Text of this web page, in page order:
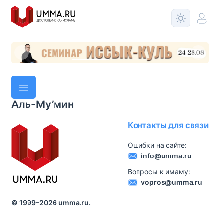
Аль-Му’мин
Контакты для связи
Ошибки на сайте:
info@umma.ru
Вопросы к имаму:
vopros@umma.ru
© 1999–2026 umma.ru.